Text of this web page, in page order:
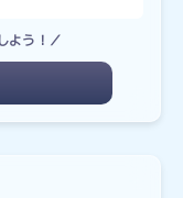
よう！／